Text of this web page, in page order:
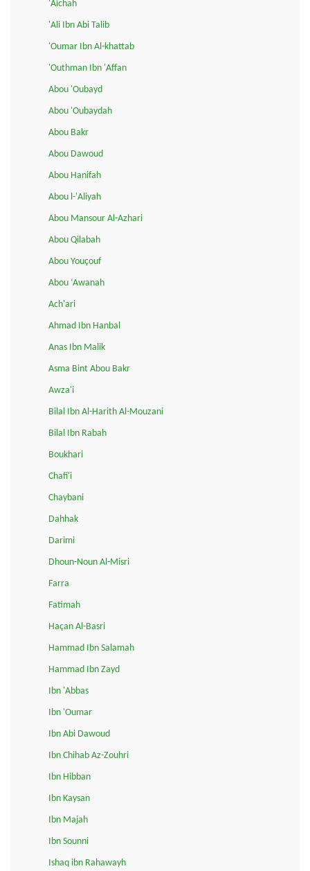
'Aichah
'Ali Ibn Abi Talib
'Oumar Ibn Al-khattab
'Outhman Ibn 'Affan
Abou 'Oubayd
Abou 'Oubaydah
Abou Bakr
Abou Dawoud
Abou Hanifah
Abou l-'Aliyah
Abou Mansour Al-Azhari
Abou Qilabah
Abou Youçouf
Abou ‘Awanah
Ach'ari
Ahmad Ibn Hanbal
Anas Ibn Malik
Asma Bint Abou Bakr
Awza'i
Bilal Ibn Al-Harith Al-Mouzani
Bilal Ibn Rabah
Boukhari
Chafi'i
Chaybani
Dahhak
Darimi
Dhoun-Noun Al-Misri
Farra
Fatimah
Haçan Al-Basri
Hammad Ibn Salamah
Hammad Ibn Zayd
Ibn 'Abbas
Ibn 'Oumar
Ibn Abi Dawoud
Ibn Chihab Az-Zouhri
Ibn Hibban
Ibn Kaysan
Ibn Majah
Ibn Sounni
Ishaq ibn Rahawayh